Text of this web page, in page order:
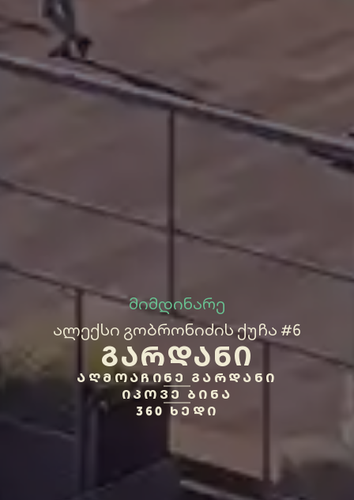
მიმდინარე
ალექსი გობრონიძის ქუჩა #6
ᲒᲐᲠᲓᲐᲜᲘ
ᲐᲦᲛᲝᲐᲩᲘᲜᲔ ᲒᲐᲠᲓᲐᲜᲘ
ᲘᲞᲝᲕᲔ ᲑᲘᲜᲐ
360 ᲮᲔᲓᲘ